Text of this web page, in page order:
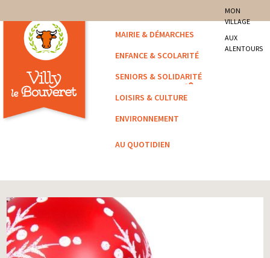
Villy-le-Bouveret
MON
VILLAGE
AUX
ALENTOURS
MAIRIE & DÉMARCHES
ENFANCE & SCOLARITÉ
SENIORS & SOLIDARITÉ
LOISIRS & CULTURE
ENVIRONNEMENT
AU QUOTIDIEN
Vous êtes ici : Archivé/ COLLECTE DES SAPINS ET CARTONS DE NOËL